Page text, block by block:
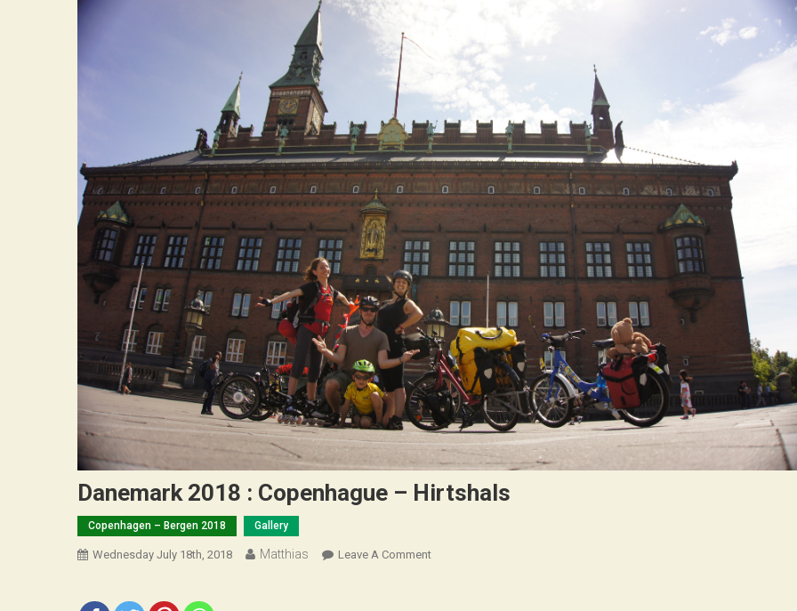
Danemark 2018 : Copenhague – Hirtshals
Copenhagen – Bergen 2018 Gallery
Wednesday July 18th, 2018 Matthias Leave A CommentOn